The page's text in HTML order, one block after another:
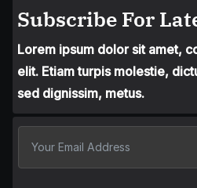
Subscribe For
Lorem ipsum dolor sit amet,
elit. Etiam turpis molestie,
sed dignissim, metus.